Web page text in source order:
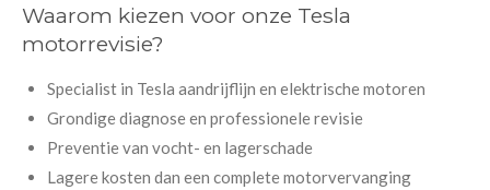
Waarom kiezen voor onze Tesla
motorrevisie?
Specialist in Tesla aandrijflijn en elektrische motoren
Grondige diagnose en professionele revisie
Preventie van vocht- en lagerschade
Lagere kosten dan een complete motorvervanging